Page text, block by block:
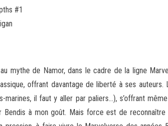
#1
mythe de Namor, dans le cadre de la ligne
offrant davantage de liberté à ses
marines, il faut y aller par paliers…), s’offrant
Bendis à mon goût. Mais force est de